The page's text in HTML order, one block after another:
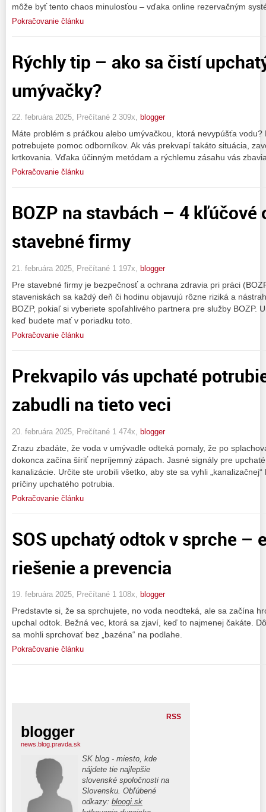
môže byť tento chaos minulosťou – vďaka online rezervačným
Pokračovanie článku
Rýchly tip – ako sa čistí
umývačky?
22. februára 2025, Prečítané 2 309x, blogger
Máte problém s práčkou alebo umývačkou, ktorá nevypúšťa
potrebujete pomoc odborníkov. Ak vás prekvapí takáto situácia,
krtkovania. Vďaka účinným metódam a rýchlemu zásahu vás
Pokračovanie článku
BOZP na stavbách – 4 kľúčové
stavebné firmy
21. februára 2025, Prečítané 1 197x, blogger
Pre stavebné firmy je bezpečnosť a ochrana zdravia pri práci
staveniskách sa každý deň či hodinu objavujú rôzne riziká a
BOZP, pokiaľ si vyberiete spoľahlivého partnera pre služby BOZP.
keď budete mať v poriadku toto.
Pokračovanie článku
Prekvapilo vás upchaté
zabudli na tieto veci
20. februára 2025, Prečítané 1 474x, blogger
Zrazu zbadáte, že voda v umývadle odteká pomaly, že po
dokonca začína šíriť nepríjemný zápach. Jasné signály pre
kanalizácie. Určite ste urobili všetko, aby ste sa vyhli
príčiny upchatého potrubia.
Pokračovanie článku
SOS upchatý odtok v sprche –
riešenie a prevencia
19. februára 2025, Prečítané 1 108x, blogger
Predstavte si, že sa sprchujete, no voda neodteká, ale sa začína
upchal odtok. Bežná vec, ktorá sa zjaví, keď to najmenej čakáte.
sa mohli sprchovať bez „bazéna“ na podlahe.
Pokračovanie článku
RSS
blogger
news.blog.pravda.sk
SK blog - miesto, kde
nájdete tie najlepšie
slovenské spoločnosti na
Slovensku. Obľúbené
odkazy: bloogi.sk